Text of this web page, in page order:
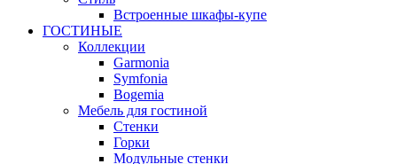
Встроенные шкафы-купе
ГОСТИНЫЕ
Коллекции
Garmonia
Symfonia
Bogemia
Мебель для гостиной
Стенки
Горки
Модульные стенки